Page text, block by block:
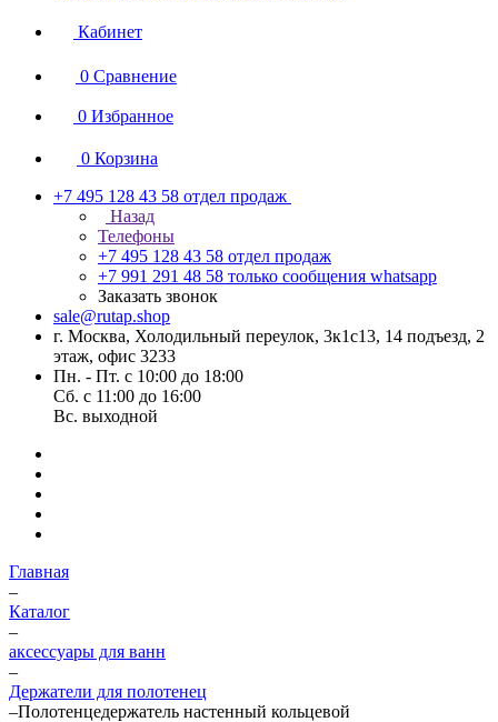
Кабинет
0 Сравнение
0 Избранное
0 Корзина
+7 495 128 43 58 отдел продаж
Назад
Телефоны
+7 495 128 43 58 отдел продаж
+7 991 291 48 58 только сообщения whatsapp
Заказать звонок
sale@rutap.shop
г. Москва, Холодильный переулок, 3к1с13, 14 подъезд, 2
этаж, офис 3233
Пн. - Пт. с 10:00 до 18:00
Сб. с 11:00 до 16:00
Вс. выходной
Главная
–
Каталог
–
аксессуары для ванн
–
Держатели для полотенец
–Полотенцедержатель настенный кольцевой